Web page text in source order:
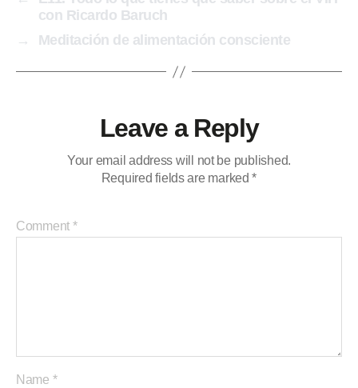
con Ricardo Baruch
→
Meditación de alimentación consciente
Leave a Reply
Your email address will not be published.
Required fields are marked*
Comment *
Name *